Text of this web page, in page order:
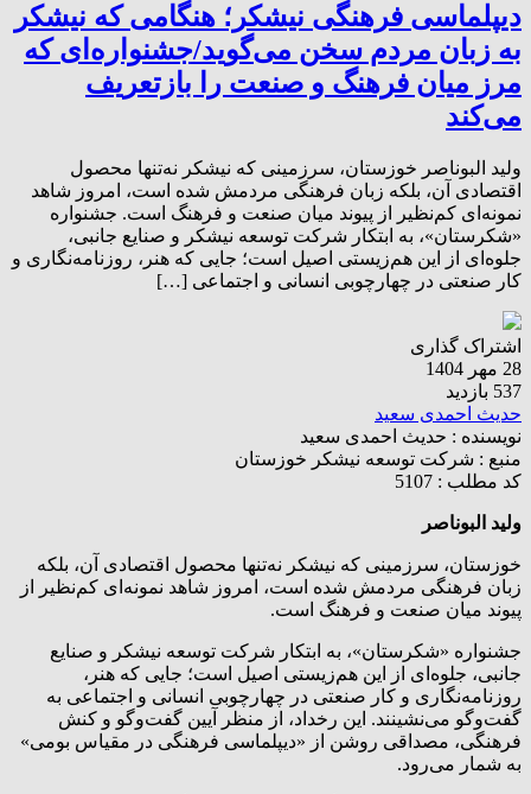
دیپلماسی فرهنگی نیشکر؛ هنگامی که نیشکر
به زبان مردم سخن می‌گوید/جشنواره‌ای که
مرز میان فرهنگ و صنعت را بازتعریف
می‌کند
ولید البوناصر خوزستان، سرزمینی که نیشکر نه‌تنها محصول
اقتصادی آن، بلکه زبان فرهنگی مردمش شده است، امروز شاهد
نمونه‌ای کم‌نظیر از پیوند میان صنعت و فرهنگ است. جشنواره
«شکرستان»، به ابتکار شرکت توسعه نیشکر و صنایع جانبی،
جلوه‌ای از این هم‌زیستی اصیل است؛ جایی که هنر، روزنامه‌نگاری و
کار صنعتی در چهارچوبی انسانی و اجتماعی […]
اشتراک گذاری
28 مهر 1404
537 بازدید
حدیث احمدی سعید
نویسنده : حدیث احمدی سعید
منبع : شرکت توسعه نیشکر خوزستان
کد مطلب : 5107
ولید البوناصر
خوزستان، سرزمینی که نیشکر نه‌تنها محصول اقتصادی آن، بلکه
زبان فرهنگی مردمش شده است، امروز شاهد نمونه‌ای کم‌نظیر از
پیوند میان صنعت و فرهنگ است.
جشنواره «شکرستان»، به ابتکار شرکت توسعه نیشکر و صنایع
جانبی، جلوه‌ای از این هم‌زیستی اصیل است؛ جایی که هنر،
روزنامه‌نگاری و کار صنعتی در چهارچوبی انسانی و اجتماعی به
گفت‌وگو می‌نشینند. این رخداد، از منظر آیین گفت‌وگو و کنش
فرهنگی، مصداقی روشن از «دیپلماسی فرهنگی در مقیاس بومی»
به شمار می‌رود.